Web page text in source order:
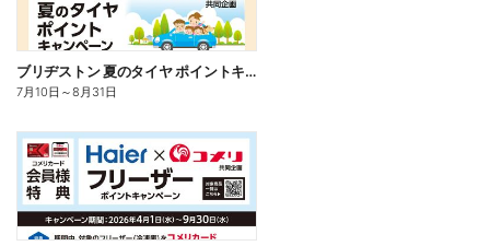
ブリヂストン 夏のタイヤ ポイントキャンペーン
7月10日 ～8月31日